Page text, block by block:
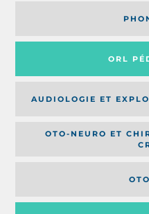
ORL
AUDIOLOGIE ET
OTO-NEURO ET